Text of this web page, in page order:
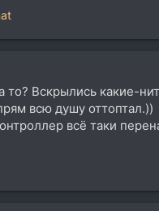
то? Вскрылись какие-
всю душу оттоптал.))
всё таки